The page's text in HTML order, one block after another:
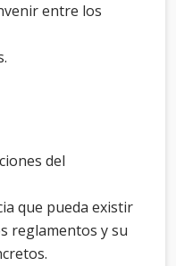
entre los
del
que pueda existir
reglamentos y su